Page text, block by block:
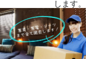
します。